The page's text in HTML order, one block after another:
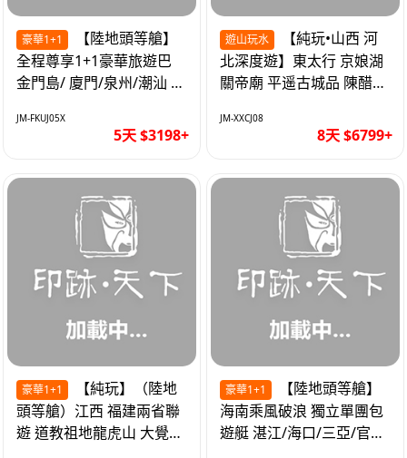
豪華1+1
全程尊享1+1豪華旅遊巴
金門島/ 廈門/泉州/潮汕 無
JM-FKUJ05X
5天 $3198+
遊山玩水
北深度遊】東太行 京娘湖
關帝廟 平遥古城品 陳醋咖
JM-XXCJ08
8天 $6799+
豪華1+1
頭等艙）江西 福建兩省聯
遊 道教祖地龍虎山 大覺山
豪華1+1
海南乘風破浪 獨立單團包
遊艇 湛江/海口/三亞/官塘/